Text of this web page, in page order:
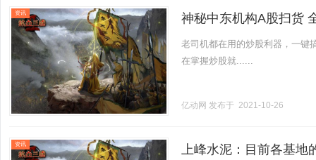
资讯 神秘中东机构A股扫货
老司机都在用的炒股利器，一键
在掌握炒股就......
亿动网 发布于 2021-10-26
资讯 上峰水泥：目前各基地